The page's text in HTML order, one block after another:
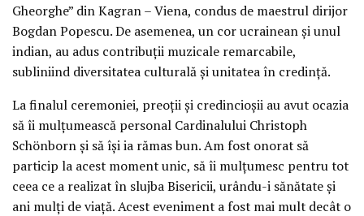
Gheorghe” din Kagran – Viena, condus de maestrul dirijor
Bogdan Popescu. De asemenea, un cor ucrainean și unul
indian, au adus contribuții muzicale remarcabile,
subliniind diversitatea culturală și unitatea în credință.
La finalul ceremoniei, preoții și credincioșii au avut ocazia
să îi mulțumească personal Cardinalului Christoph
Schönborn și să își ia rămas bun. Am fost onorat să
particip la acest moment unic, să îi mulțumesc pentru tot
ceea ce a realizat în slujba Bisericii, urându-i sănătate și
ani mulți de viață. Acest eveniment a fost mai mult decât o